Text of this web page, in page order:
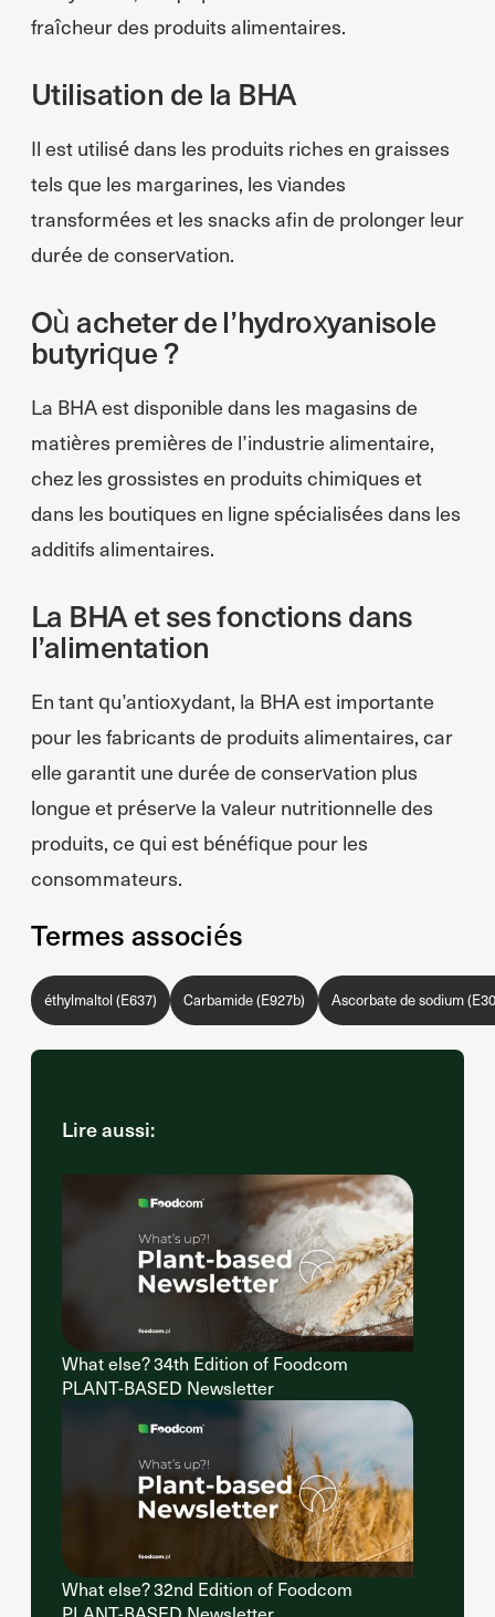
fraîcheur des produits alimentaires.
Utilisation de la BHA
Il est utilisé dans les produits riches en graisses
tels que les margarines, les viandes
transformées et les snacks afin de prolonger leur
durée de conservation.
Où acheter de l’hydroxyanisole
butyrique ?
La BHA est disponible dans les magasins de
matières premières de l’industrie alimentaire,
chez les grossistes en produits chimiques et
dans les boutiques en ligne spécialisées dans les
additifs alimentaires.
La BHA et ses fonctions dans
l’alimentation
En tant qu’antioxydant, la BHA est importante
pour les fabricants de produits alimentaires, car
elle garantit une durée de conservation plus
longue et préserve la valeur nutritionnelle des
produits, ce qui est bénéfique pour les
consommateurs.
Termes associés
éthylmaltol (E637) Carbamide (E927b) Ascorbate de sodium
Lire aussi:
What else? 34th Edition of Foodcom
PLANT-BASED Newsletter
What else? 32nd Edition of Foodcom